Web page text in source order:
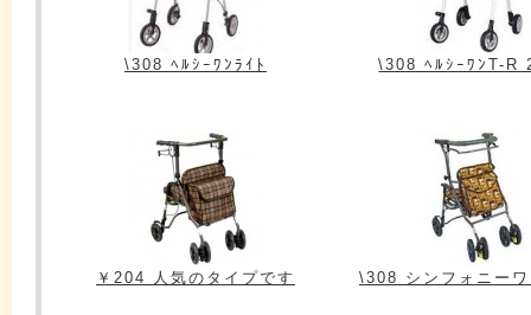
\308 ﾍﾙｼｰﾜﾝﾗｲﾄ \308 ﾍﾙｼｰﾜﾝT-R
￥204 人気のタイプです \308 シンフォニー